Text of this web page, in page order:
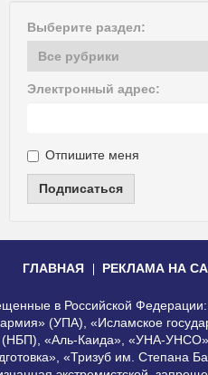
Выберите раздел:
Электронный адрес:
Отпишите меня
Подписаться
ГЛАВНАЯ РЕКЛАМА НА
в Российской
армия» (УПА), «Исламское
«Аль-Каида», «УНА-
«Тризуб им.